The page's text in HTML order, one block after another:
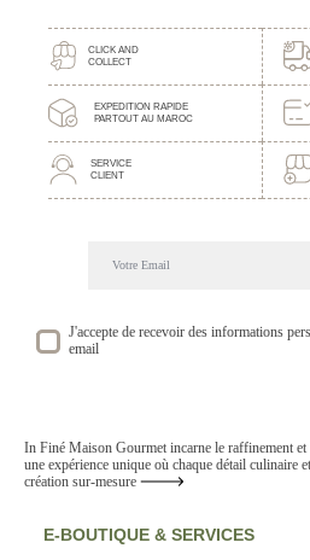
CLICK AND
COLLECT
EXPEDITION RAPIDE
PARTOUT AU MAROC
SERVICE
CLIENT
DECOUVREZ NOTRE
SUIVEZ NOS ACTUALITE
J'accepte de recevoir des informations
email
In Finé Maison Gourmet incarne le raffinement et
une expérience unique où chaque détail culinaire
création sur-mesure
E-BOUTIQUE & SERVICES